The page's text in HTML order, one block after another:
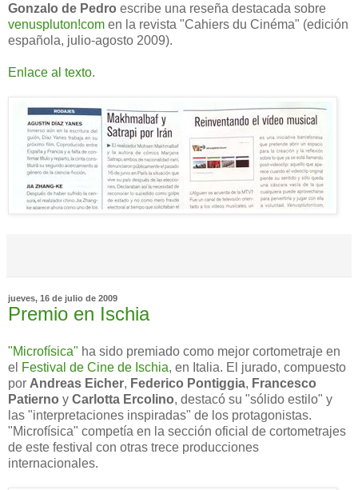
Gonzalo de Pedro escribe una reseña destacada sobre
venuspluton!com en la revista "Cahiers du Cinéma" (edición
española, julio-agosto 2009).
Enlace al texto.
jueves, 16 de julio de 2009
Premio en Ischia
"Microfísica" ha sido premiado como mejor cortometraje en
el Festival de Cine de Ischia, en Italia. El jurado, compuesto
por Andreas Eicher, Federico Pontiggia, Francesco
Patierno y Carlotta Ercolino, destacó su "sólido estilo" y
las "interpretaciones inspiradas" de los protagonistas.
"Microfísica" competía en la sección oficial de cortometrajes
de este festival con otras trece producciones
internacionales.